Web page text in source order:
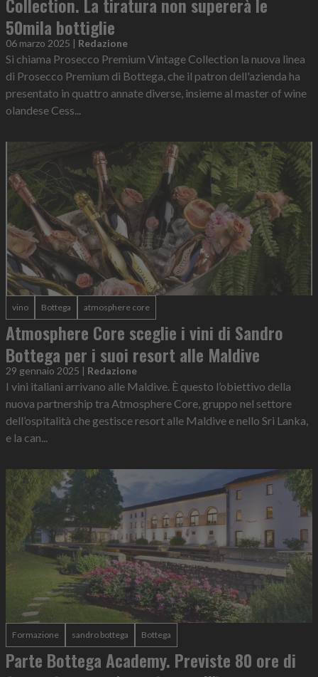
50mila bottiglie
06 marzo 2025 | Redazione
Si chiama Prosecco Premium Vintage Collection la nuova linea
di Prosecco Premium di Bottega, che il patron dell'azienda ha
presentato in quattro annate diverse, insieme al master of wine
olandese Cess...
vino Bottega atmosphere core
Atmosphere Core sceglie i vini di Sandro
Bottega per i suoi resort alle Maldive
29 gennaio 2025 | Redazione
I vini italiani arrivano alle Maldive. È questo l’obiettivo della
nuova partnership tra Atmosphere Core, gruppo nel settore
dell’ospitalità che gestisce resort alle Maldive e nello Sri Lanka,
e la can...
Formazione sandro bottega Bottega
Parte Bottega Academy. Previste 80 ore di